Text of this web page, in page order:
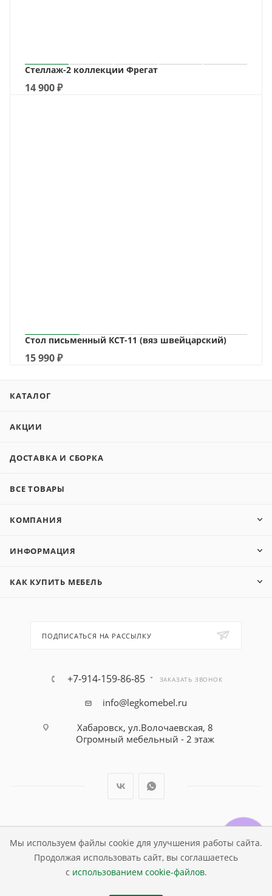
Мы используем файлы cookie для улучшения работы сайта.
Продолжая использовать сайт, вы соглашаетесь
с использованием cookie-файлов.
Стеллаж-2 коллекции Фрегат
14 900₽
Стол письменный КСТ-11 (вяз швейцарский)
15 990₽
КАТАЛОГ
АКЦИИ
ДОСТАВКА И СБОРКА
ВСЕ ТОВАРЫ
КОМПАНИЯ
ИНФОРМАЦИЯ
КАК КУПИТЬ МЕБЕЛЬ
ПОДПИСАТЬСЯ НА РАССЫЛКУ
+7-914-159-86-85 ЗАКАЗАТЬ ЗВОНОК
info@legkomebel.ru
Хабаровск, ул.Волочаевская, 8
Огромный мебельный - 2 этаж